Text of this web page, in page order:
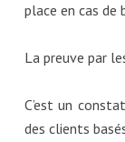
place en cas de
La preuve par
C’est un
des clients